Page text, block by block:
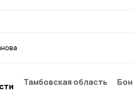
Тамбовская область